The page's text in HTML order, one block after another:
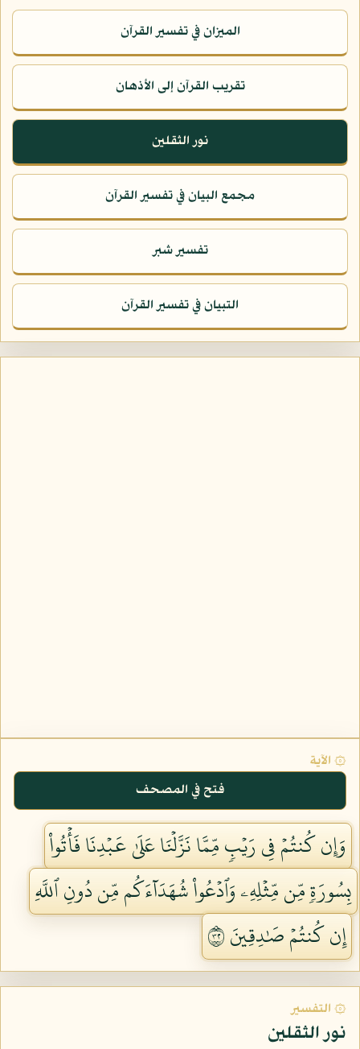
الميزان في تفسير القرآن
تقريب القرآن إلى الأذهان
نور الثقلين
مجمع البيان في تفسير القرآن
تفسير شبر
التبيان في تفسير القرآن
۞ الآية
فتح في المصحف
وَإِن كُنتُمۡ فِي رَيۡبٖ مِّمَّا نَزَّلۡنَا عَلَىٰ عَبۡدِنَا فَأۡتُواْ
بِسُورَةٖ مِّن مِّثۡلِهِۦ وَٱدۡعُواْ شُهَدَآءَكُم مِّن دُونِ ٱللَّهِ
إِن كُنتُمۡ صَٰدِقِينَ ٢٣
۞ التفسير
نور الثقلين